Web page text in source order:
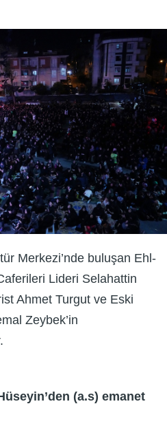
Merkezi’nde buluşan Ehl-
Lideri Selahattin
Ahmet Turgut ve Eski
Zeybek’in
(a.s) emanet